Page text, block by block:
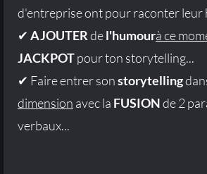
d'entreprise ont pour raconter leur
✔ AJOUTERdel'humourà ce
JACKPOTpour ton storytelling...
✔ Faire entrer sonstorytelling
dimension avec la FUSIONde 2
verbaux...